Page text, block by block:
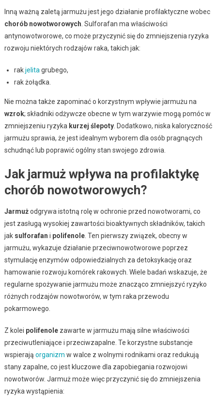
Inną ważną zaletą jarmużu jest jego działanie profilaktyczne wobec
chorób nowotworowych . Sulforafan ma właściwości
antynowotworowe, co może przyczynić się do zmniejszenia ryzyka
rozwoju niektórych rodzajów raka, takich jak:
rakjelita grubego,
rak żołądka.
Nie można także zapominać o korzystnym wpływie jarmużu na
wzrok; składniki odżywcze obecne w tym warzywie mogą pomóc w
zmniejszeniu ryzyka kurzej ślepoty. Dodatkowo, niska kaloryczność
jarmużu sprawia, że jest idealnym wyborem dla osób pragnących
schudnąć lub poprawić ogólny stan swojego zdrowia.
Jak jarmuż wpływa na profilaktykę
chorób nowotworowych?
Jarmużodgrywa istotną rolę w ochronie przed nowotworami, co
jest zasługą wysokiej zawartości bioaktywnych składników, takich
jak sulforafan i polifenole. Ten pierwszy związek, obecny w
jarmużu, wykazuje działanie przeciwnowotworowe poprzez
stymulację enzymów odpowiedzialnych za detoksykację oraz
hamowanie rozwoju komórek rakowych. Wiele badań wskazuje, że
regularne spożywanie jarmużu może znacząco zmniejszyć ryzyko
różnych rodzajów nowotworów, w tym raka przewodu
pokarmowego.
Z kolei polifenolezawarte w jarmużu mają silne właściwości
przeciwutleniające i przeciwzapalne. Te korzystne substancje
wspierają organizm w walce z wolnymi rodnikami oraz redukują
stany zapalne, co jest kluczowe dla zapobiegania rozwojowi
nowotworów. Jarmuż może więc przyczynić się do zmniejszenia
ryzyka wystąpienia: